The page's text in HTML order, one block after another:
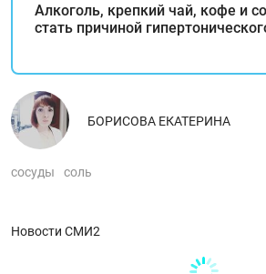
Алкоголь, крепкий чай, кофе и
стать причиной
БОРИСОВА ЕКАТЕРИНА
сосуды соль
Новости СМИ2